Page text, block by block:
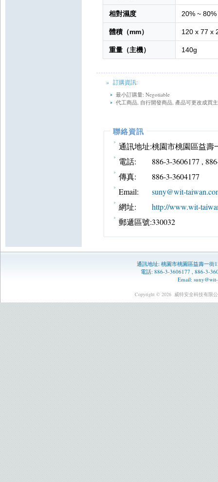
相對濕度 20% ~
體積（mm） 120 x 77 x
重量（主機） 140g
» 訂購資訊:
最小訂購量: Negotiable
代工商品, 自行開發商品, 產品可更改成買
聯絡資訊
通訊地址:桃園市桃園區益壽
電話:
886-3-3606177 ,
傳真:
886-3-3604177
Email:
suny@wit-
網址:
http://www.wit-
郵遞區號:330032
通訊地址: 桃園市桃園區益壽一街
電話: 886-3-3606177 , 886-3-
Email:
Copyright © 2026 威特安全科技有限